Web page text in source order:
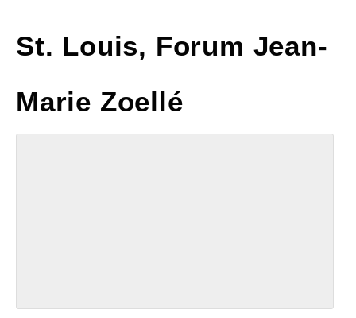
St. Louis, Forum Jean-
Marie Zoellé